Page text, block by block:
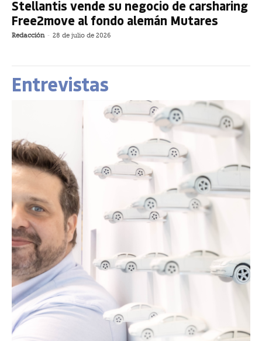
Stellantis vende su negocio de carsharing
Free2move al fondo alemán Mutares
Redacción - 28 de julio de 2026
Entrevistas